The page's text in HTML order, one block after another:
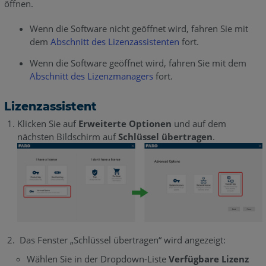
öffnen.
Wenn die Software nicht geöffnet wird, fahren Sie mit
dem Abschnitt des Lizenzassistenten fort.
Wenn die Software geöffnet wird, fahren Sie mit dem
Abschnitt des Lizenzmanagersfort.
Lizenzassistent
Klicken Sie auf Erweiterte Optionen und auf dem
nächsten Bildschirm aufSchlüssel übertragen.
Das Fenster „Schlüssel übertragen“ wird angezeigt:
Wählen Sie in der Dropdown-Liste Verfügbare Lizenz